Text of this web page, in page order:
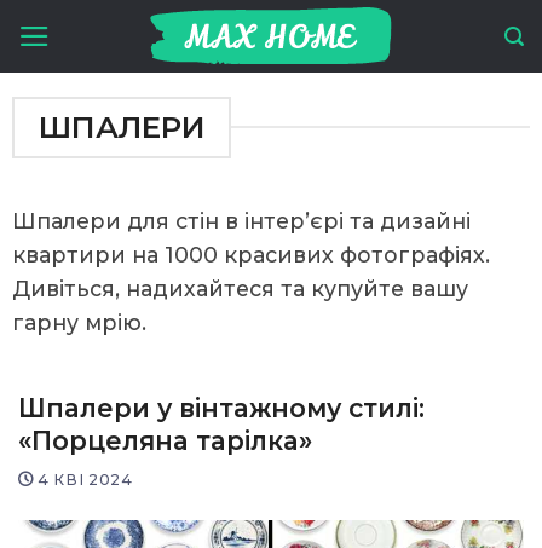
to
ШПАЛЕРИ
Шпалери для стін в інтер’єрі та дизайні
квартири на 1000 красивих фотографіях.
Дивіться, надихайтеся та купуйте вашу
гарну мрію.
Шпалери у вінтажному стилі:
«Порцеляна тарілка»
4 КВІ 2024